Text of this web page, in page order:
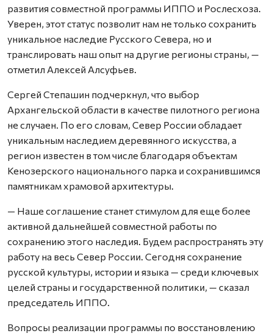
развития совместной программы ИППО и Рослесхоза.
Уверен, этот статус позволит нам не только сохранить
уникальное наследие Русского Севера, но и
транслировать наш опыт на другие регионы страны, —
отметил Алексей Алсуфьев.
Сергей Степашин подчеркнул, что выбор
Архангельской области в качестве пилотного региона
не случаен. По его словам, Север России обладает
уникальным наследием деревянного искусства, а
регион известен в том числе благодаря объектам
Кенозерского национального парка и сохранившимся
памятникам храмовой архитектуры.
— Наше соглашение станет стимулом для еще более
активной дальнейшей совместной работы по
сохранению этого наследия. Будем распространять эту
работу на весь Север России. Сегодня сохранение
русской культуры, истории и языка — среди ключевых
целей страны и государственной политики, — сказал
председатель ИППО.
Вопросы реализации программы по восстановлению